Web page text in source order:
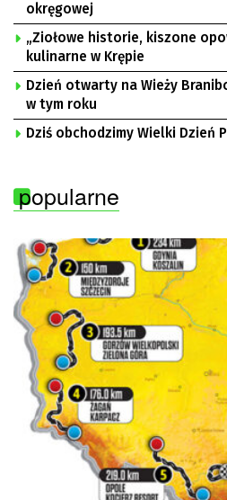
okręgowej
„Ziołowe historie, kiszone
kulinarne w Krępie
Dzień otwarty na Wieży
w tym roku
Dziś obchodzimy Wielki Dzień
popularne